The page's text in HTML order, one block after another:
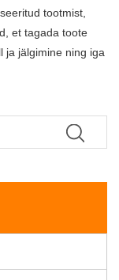
tootmist,
et tagada toote
ja jälgimine ning iga